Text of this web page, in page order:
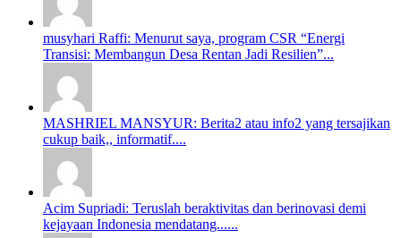
musyhari Raffi: Menurut saya, program CSR “Energi
Transisi: Membangun Desa Rentan Jadi Resilien”...
MASHRIEL MANSYUR: Berita2 atau info2 yang tersajikan
cukup baik,, informatif....
Acim Supriadi: Teruslah beraktivitas dan berinovasi demi
kejayaan Indonesia mendatang......